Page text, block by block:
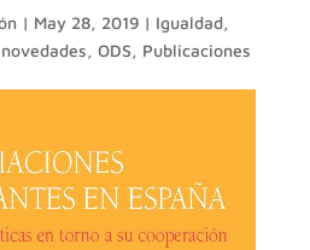
| May 28, 2019| Igualdad,
novedades, ODS, Publicaciones